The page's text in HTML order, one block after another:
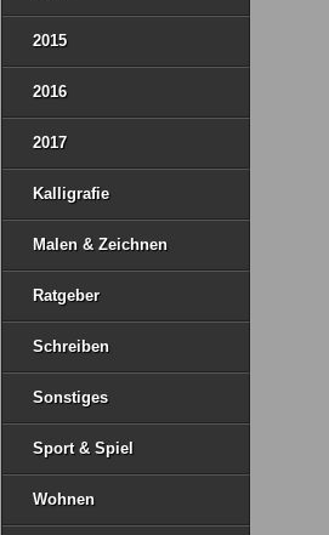
2015
2016
2017
Kalligrafie
Malen & Zeichnen
Ratgeber
Schreiben
Sonstiges
Sport & Spiel
Wohnen